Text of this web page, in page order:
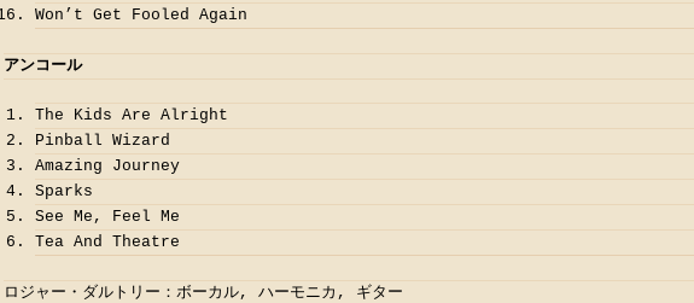
Won’t Get Fooled Again
アンコール
The Kids Are Alright
Pinball Wizard
Amazing Journey
Sparks
See Me, Feel Me
Tea And Theatre
ロジャー・ダルトリー：ボーカル, ハーモニカ, ギター